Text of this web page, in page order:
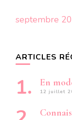
septembre
ARTICLES
En
12 juillet